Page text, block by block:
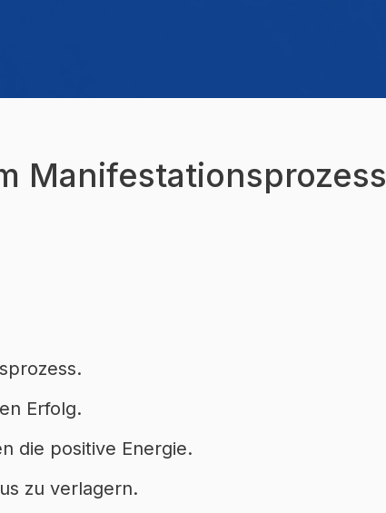
Manifestationsprozess
Erfolg.
die positive Energie.
zu verlagern.